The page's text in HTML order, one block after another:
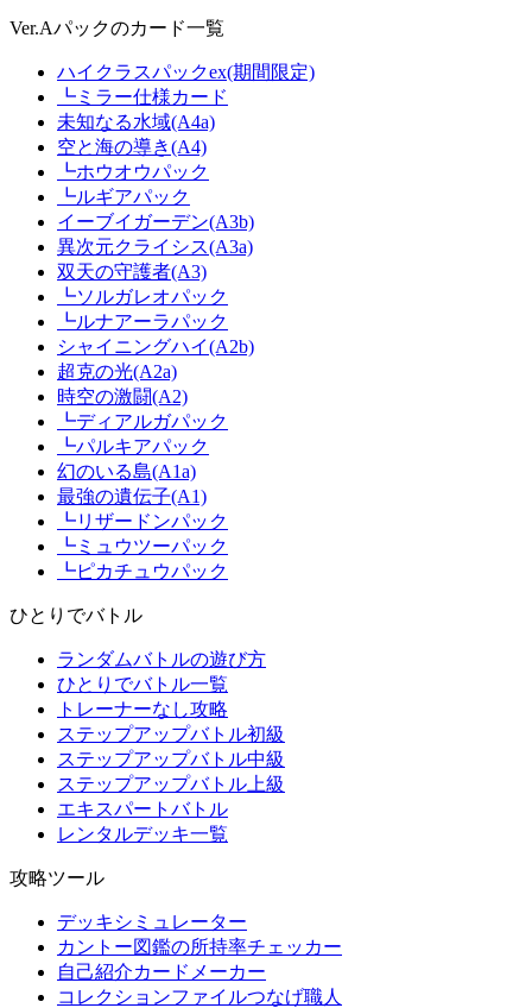
Ver.Aパックのカード一覧
ハイクラスパックex(期間限定)
┗ミラー仕様カード
未知なる水域(A4a)
空と海の導き(A4)
┗ホウオウパック
┗ルギアパック
イーブイガーデン(A3b)
異次元クライシス(A3a)
双天の守護者(A3)
┗ソルガレオパック
┗ルナアーラパック
シャイニングハイ(A2b)
超克の光(A2a)
時空の激闘(A2)
┗ディアルガパック
┗パルキアパック
幻のいる島(A1a)
最強の遺伝子(A1)
┗リザードンパック
┗ミュウツーパック
┗ピカチュウパック
ひとりでバトル
ランダムバトルの遊び方
ひとりでバトル一覧
トレーナーなし攻略
ステップアップバトル初級
ステップアップバトル中級
ステップアップバトル上級
エキスパートバトル
レンタルデッキ一覧
攻略ツール
デッキシミュレーター
カントー図鑑の所持率チェッカー
自己紹介カードメーカー
コレクションファイルつなげ職人